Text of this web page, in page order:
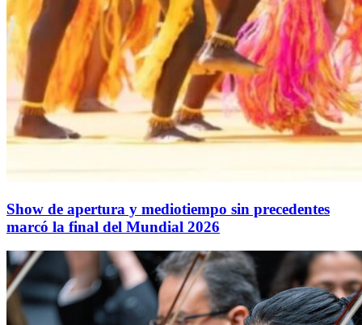
Show de apertura y mediotiempo sin precedentes
marcó la final del Mundial 2026